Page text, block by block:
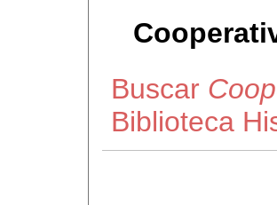
Buscar
Biblioteca